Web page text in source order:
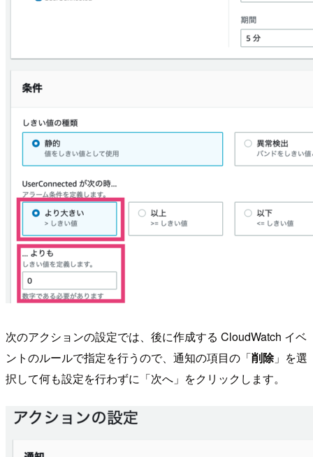
次のアクションの設定では、後に作成する CloudWatch イベ
ントのルールで指定を行うので、通知の項目の「削除」を選
択して何も設定を行わずに「次へ」をクリックします。